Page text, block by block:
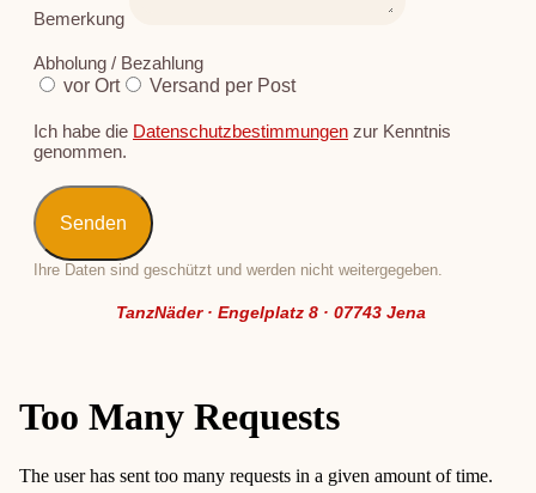
Bemerkung
Abholung / Bezahlung
vor Ort
Versand per Post
Ich habe die Datenschutzbestimmungen zur Kenntnis
genommen.
Senden
Ihre Daten sind geschützt und werden nicht weitergegeben.
TanzNäder · Engelplatz 8 · 07743 Jena